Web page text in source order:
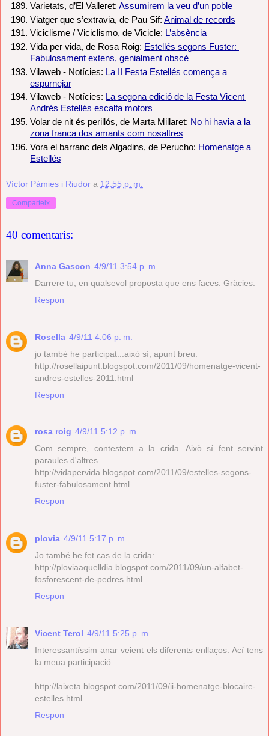
Varietats, d’El Valleret: Assumirem la veu d’un poble
Viatger que s’extravia, de Pau Sif: Animal de records
Viciclisme / Viciclismo, de Vicicle: L’absència
Vida per vida, de Rosa Roig: Estellés segons Fuster:
Fabulosament extens, genialment obscè
Vilaweb - Notícies: La II Festa Estellés comença a
espurnejar
Vilaweb - Notícies: La segona edició de la Festa Vicent
Andrés Estellés escalfa motors
Volar de nit és perillós, de Marta Millaret: No hi havia a la
zona franca dos amants com nosaltres
Vora el barranc dels Algadins, de Perucho: Homenatge a
Estellés
Víctor Pàmies i Riudor a 12:55 p. m.
Comparteix
40 comentaris:
Anna Gascon 4/9/11 3:54 p. m.
Darrere tu, en qualsevol proposta que ens faces. Gràcies.
Respon
Rosella 4/9/11 4:06 p. m.
jo també he participat...això sí, apunt breu:
http://rosellaipunt.blogspot.com/2011/09/homenatge-vicent-
andres-estelles-2011.html
Respon
rosa roig 4/9/11 5:12 p. m.
Com sempre, contestem a la crida. Això sí fent servint
paraules d'altres.
http://vidapervida.blogspot.com/2011/09/estelles-segons-
fuster-fabulosament.html
Respon
plovia 4/9/11 5:17 p. m.
Jo també he fet cas de la crida:
http://ploviaaquelldia.blogspot.com/2011/09/un-alfabet-
fosforescent-de-pedres.html
Respon
Vicent Terol 4/9/11 5:25 p. m.
Interessantíssim anar veient els diferents enllaços. Ací tens
la meua participació:
http://laixeta.blogspot.com/2011/09/ii-homenatge-blocaire-
estelles.html
Respon